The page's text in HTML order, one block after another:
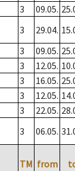
3 09.05.
3 29.04.
3 09.05.
3 12.05.
3 16.05.
3 12.05.
3 22.05.
3 06.05.
TM from